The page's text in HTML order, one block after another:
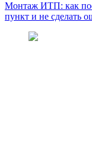
Монтаж ИТП: как
пункт и не сделать